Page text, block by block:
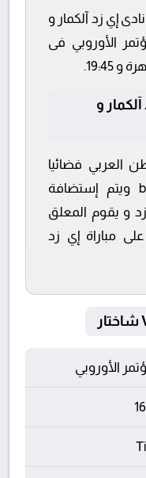
2026 كلا من نادى إي زد آلكمار و
الأوروبي فى
و
العربي فضائيا
على قناة beIN SPORTS 4 ويتم إستضافة
و يقوم المعلق
على مباراة إي زد
الأوروبي